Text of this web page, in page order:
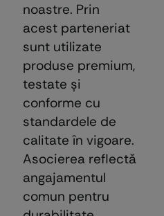
noastre. Prin
acest parteneriat
sunt utilizate
produse premium,
testate şi
conforme cu
standardele de
calitate în vigoare.
Asocierea reflectă
angajamentul
comun pentru